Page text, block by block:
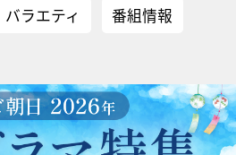
バラエティ 番組情報